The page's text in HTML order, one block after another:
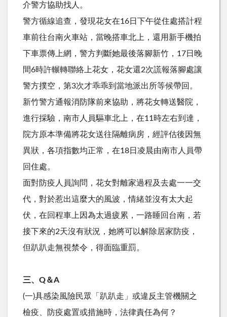
介警方協助找人。
警方循線追查，發現花女在16日下午從住處搭計程
車前往台南火車站，當晚搭車北上，還用新手機拍
下車票傳上網，警方判斷她最後落腳新竹，17日晚
間6時許輾轉聯絡上花女，花女還2次謊報落腳處讓
警方撲空，第3次才乖乖到當地派出所等候帶回。
新竹警方通報消防隊前來協助，將花女轉送醫院，
進行採驗，南市人員驅車北上，在11時左右到達，
院方原本準備將花女送往隔離病房，經評估後因無
異狀，各項指數均正常，在18日凌晨由南市人員帶
回住處。
面對防疫人員詢問，花女對離家過程及去處一一交
代，對於惹出這麼大的風波，情緒並沒有太大起
伏，在回程車上因為太過疲累，一路睡回台南，若
接下來的2天沒有狀況，她將可以解除居家防疫，
但趴趴走無視禁令，得面臨重罰。
三、Q＆A
(一)具感染風險民眾「趴趴走」或違反主管機關之
檢疫、防疫處置或措施時，法律責任為何？